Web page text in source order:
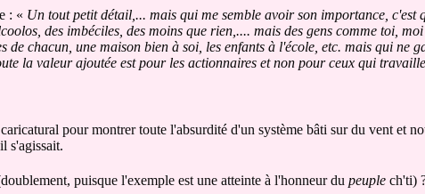
: « Un tout petit détail,... mais qui me semble avoir son importance, c'est
des imbéciles, des moins que rien,.... mais des gens comme toi,
chacun, une maison bien à soi, les enfants à l'école, etc. mais qui ne
la valeur ajoutée est pour les actionnaires et non pour ceux qui
pour montrer toute l'absurdité d'un système bâti sur du vent et
s'agissait.
puisque l'exemple est une atteinte à l'honneur du peuplech'ti)